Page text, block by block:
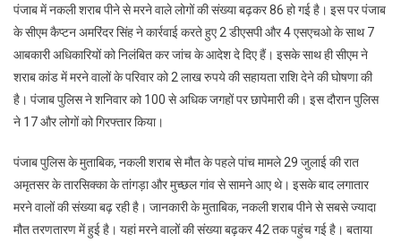
मौत,
2
DSP,
4
SHO
आबकारी
अफसर
सस्पेंड
पंजाब में नकली शराब पीने से मरने वाले लोगों की संख्या बढ़कर 86 हो गई है। इस पर पंजाब
के सीएम कैप्टन अमरिंदर सिंह ने कार्रवाई करते हुए 2 डीएसपी और 4 एसएचओ के साथ 7
आबकारी अधिकारियों को निलंबित कर जांच के आदेश दे दिए हैं। इसके साथ ही सीएम ने
शराब कांड में मरने वालों के परिवार को 2 लाख रुपये की सहायता राशि देने की घोषणा की
है। पंजाब पुलिस ने शनिवार को 100 से अधिक जगहों पर छापेमारी की। इस दौरान पुलिस
ने 17 और लोगों को गिरफ्तार किया।
पंजाब पुलिस के मुताबिक, नकली शराब से मौत के पहले पांच मामले 29 जुलाई की रात
अमृतसर के तारसिक्का के तांगड़ा और मुच्छल गांव से सामने आए थे। इसके बाद लगातार
मरने वालों की संख्या बढ़ रही है। जानकारी के मुताबिक, नकली शराब पीने से सबसे ज्यादा
मौत तरणतारण में हुई है। यहां मरने वालों की संख्या बढ़कर 42 तक पहुंच गई है। बताया